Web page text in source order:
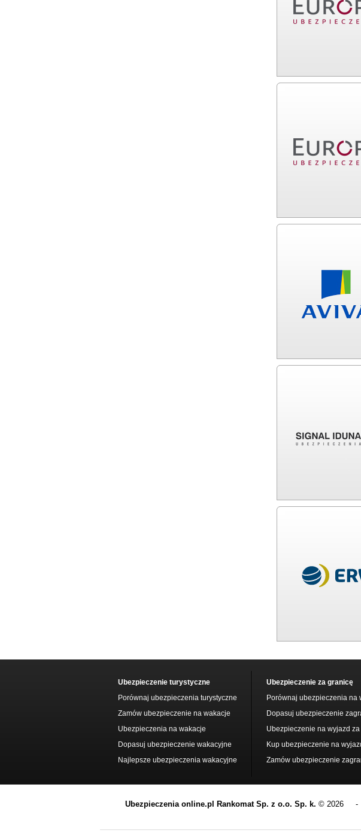
Ubezpieczenie turystyczne
Porównaj ubezpieczenia turystyczne
Zamów ubezpieczenie na wakacje
Ubezpieczenia na wakacje
Dopasuj ubezpieczenie wakacyjne
Najlepsze ubezpieczenia wakacyjne
Ubezpieczenie za granicę
Porównaj ubezpieczenia na
Dopasuj ubezpieczenie
Ubezpieczenie na wyjazd
Kup ubezpieczenie na
Zamów ubezpieczenie
Ubezpieczenia online.pl Rankomat Sp. z o.o. Sp. k. © 2026